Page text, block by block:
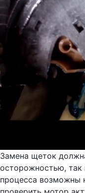
Замена щеток
осторожностью, так
процесса возможны